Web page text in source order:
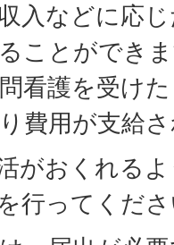
入などに応
ことができ
看護を受け
費用が支給
がおくれる
行ってくだ